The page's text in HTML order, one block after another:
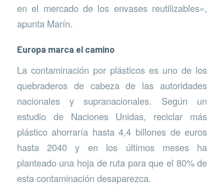
en el mercado de los envases reutilizables»,
apunta Marín.
Europa marca el camino
La contaminación por plásticos es uno de los
quebraderos de cabeza de las autoridades
nacionales y supranacionales. Según un
estudio de Naciones Unidas, reciclar más
plástico ahorraría hasta 4,4 billones de euros
hasta 2040 y en los últimos meses ha
planteado una hoja de ruta para que el 80% de
esta contaminación desaparezca.